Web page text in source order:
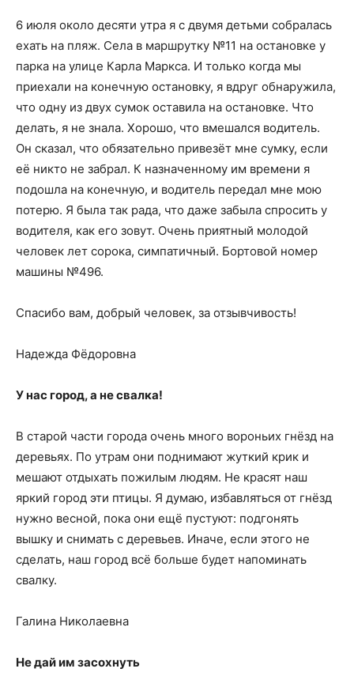
6 июля около десяти утра я с двумя детьми собралась
ехать на пляж. Села в маршрутку №11 на остановке у
парка на улице Карла Маркса. И только когда мы
приехали на конечную остановку, я вдруг обнаружила,
что одну из двух сумок оставила на остановке. Что
делать, я не знала. Хорошо, что вмешался водитель.
Он сказал, что обязательно привезёт мне сумку, если
её никто не забрал. К назначенному им времени я
подошла на конечную, и водитель передал мне мою
потерю. Я была так рада, что даже забыла спросить у
водителя, как его зовут. Очень приятный молодой
человек лет сорока, симпатичный. Бортовой номер
машины №496.
Спасибо вам, добрый человек, за отзывчивость!
Надежда Фёдоровна
У нас город, а не свалка!
В старой части города очень много вороньих гнёзд на
деревьях. По утрам они поднимают жуткий крик и
мешают отдыхать пожилым людям. Не красят наш
яркий город эти птицы. Я думаю, избавляться от гнёзд
нужно весной, пока они ещё пустуют: подгонять
вышку и снимать с деревьев. Иначе, если этого не
сделать, наш город всё больше будет напоминать
свалку.
Галина Николаевна
Не дай им засохнуть